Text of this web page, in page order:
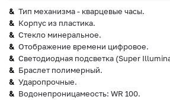
Тип механизма - кварцевые часы.
Корпус из пластика.
Стекло минеральное.
Отображение времени цифровое.
Светодиодная подсветка (Super
Браслет полимерный.
Ударопрочные.
Водонепроницамеость: WR 100.